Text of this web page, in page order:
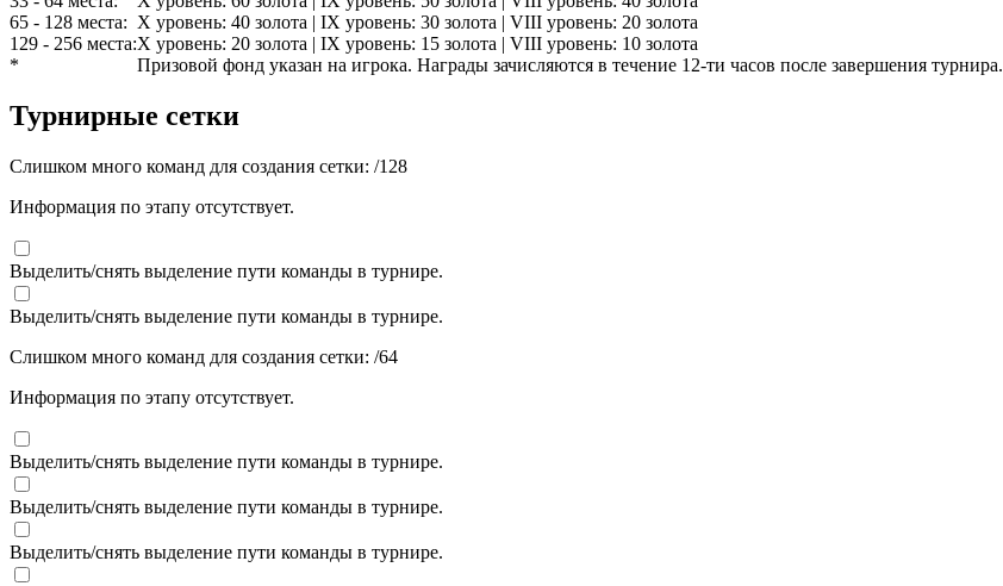
65 - 128 места: X уровень: 40 золота | IX уровень: 30 золота | VIII уровень: 20 золота
129 - 256 места:X уровень: 20 золота | IX уровень: 15 золота | VIII уровень: 10 золота
*
Призовой фонд указан на игрока. Награды зачисляются в течение 12-ти часов после завершения турнира.
Турнирные сетки
Слишком много команд для создания сетки: /128
Информация по этапу отсутствует.
Выделить/снять выделение пути команды в турнире.
Выделить/снять выделение пути команды в турнире.
Слишком много команд для создания сетки: /64
Информация по этапу отсутствует.
Выделить/снять выделение пути команды в турнире.
Выделить/снять выделение пути команды в турнире.
Выделить/снять выделение пути команды в турнире.